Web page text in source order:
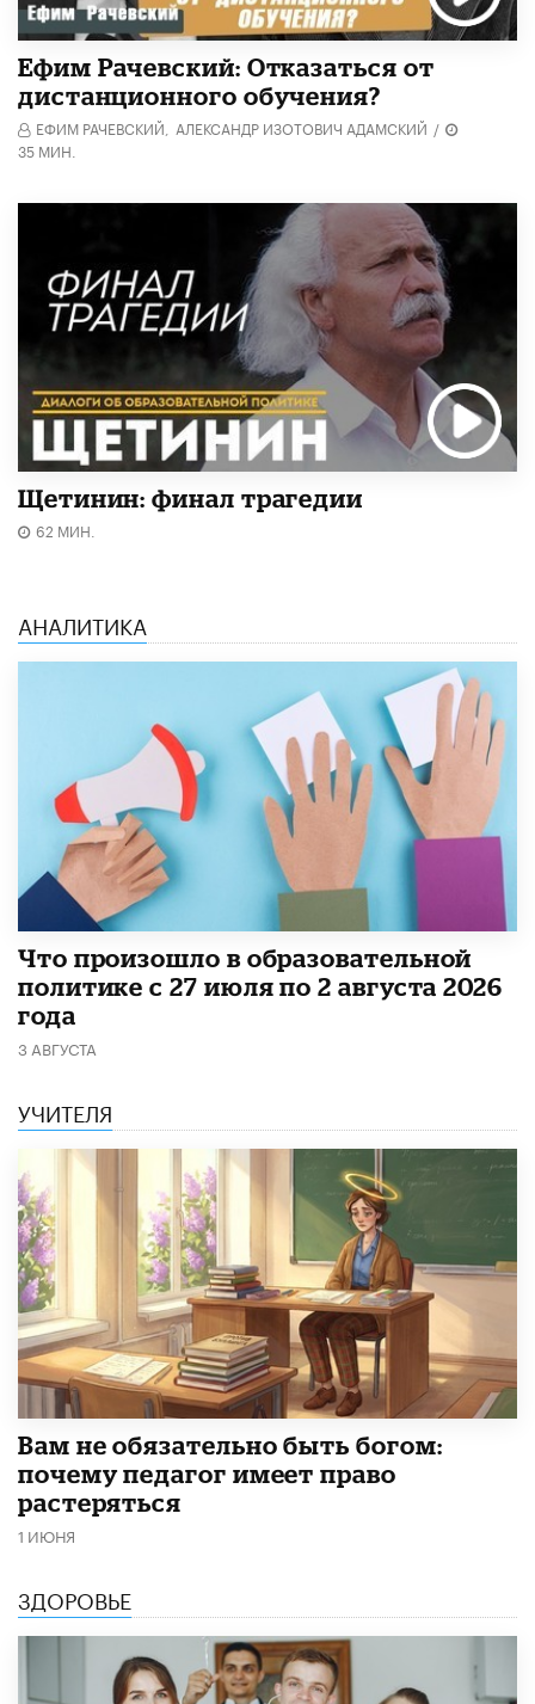
Ефим Рачевский: Отказаться от
дистанционного обучения?
ЕФИМ РАЧЕВСКИЙ, АЛЕКСАНДР ИЗОТОВИЧ АДАМСКИЙ /
35 МИН.
Щетинин: финал трагедии
62 МИН.
АНАЛИТИКА
​Что произошло в образовательной
политике с 27 июля по 2 августа 2026
года
3 АВГУСТА
УЧИТЕЛЯ
​Вам не обязательно быть богом:
почему педагог имеет право
растеряться
1 ИЮНЯ
ЗДОРОВЬЕ